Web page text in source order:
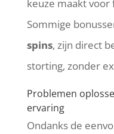
keuze maakt
Sommige
spins, zijn direct
storting, zonder
Problemen
ervaring
Ondanks de